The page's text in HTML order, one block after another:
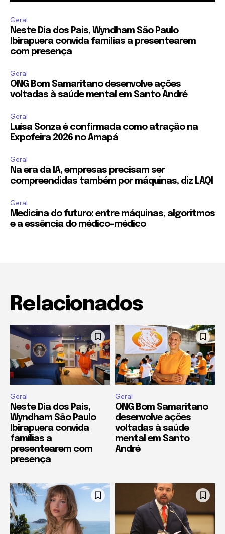
Geral
Neste Dia dos Pais, Wyndham São Paulo
Ibirapuera convida famílias a presentearem
com presença
Geral
ONG Bom Samaritano desenvolve ações
voltadas à saúde mental em Santo André
Geral
Luísa Sonza é confirmada como atração na
Expofeira 2026 no Amapá
Geral
Na era da IA, empresas precisam ser
compreendidas também por máquinas, diz LAQI
Geral
Medicina do futuro: entre máquinas, algoritmos
e a essência do médico-médico
Relacionados
Geral
Neste Dia dos Pais,
Wyndham São Paulo
Ibirapuera convida
famílias a
presentearem com
presença
Geral
ONG Bom Samaritano
desenvolve ações
voltadas à saúde
mental em Santo
André